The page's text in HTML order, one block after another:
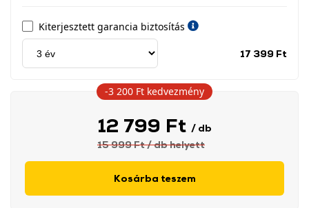
Kiterjesztett garancia biztosítás
17 399 Ft
12 799 Ft / db
15 999 Ft/ dbhelyett
Kosárba teszem
-3 200 Ft kedvezmény